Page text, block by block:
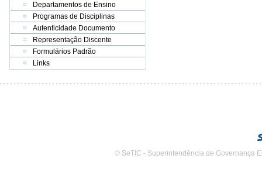
Departamentos de Ensino
Programas de Disciplinas
Autenticidade Documento
Representação Discente
Formulários Padrão
Links
© SeTIC - Superintendência de Governança